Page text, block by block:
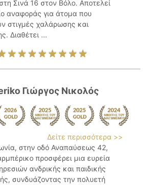
Σινά 16 στον Βόλο. Αποτελεί
αναφοράς για άτομα που
στιγμές χαλάρωσης και
Διαθέτει ...
Γιώργος Νικολός
Δείτε περισσότερα >>
στην οδό Αναπαύσεως 42,
προσφέρει μια ευρεία
ανδρικής και παιδικής
συνδυάζοντας την πολυετή